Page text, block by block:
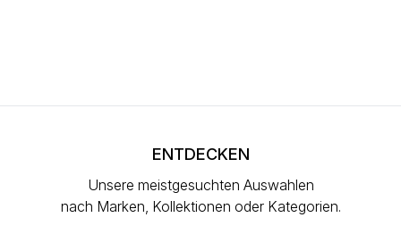
ENTDECKEN
Unsere meistgesuchten Auswahlen
nach Marken, Kollektionen oder Kategorien.